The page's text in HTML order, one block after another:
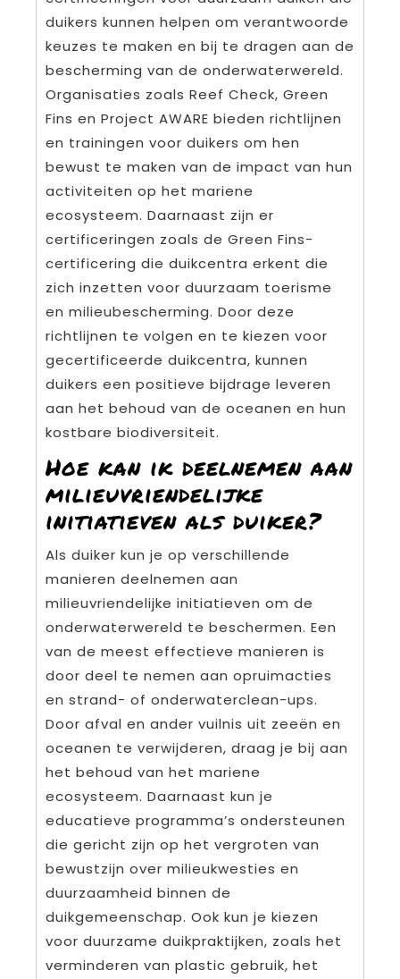
duikers kunnen helpen om verantwoorde
keuzes te maken en bij te dragen aan de
bescherming van de onderwaterwereld.
Organisaties zoals Reef Check, Green
Fins en Project AWARE bieden richtlijnen
en trainingen voor duikers om hen
bewust te maken van de impact van hun
activiteiten op het mariene
ecosysteem. Daarnaast zijn er
certificeringen zoals de Green Fins-
certificering die duikcentra erkent die
zich inzetten voor duurzaam toerisme
en milieubescherming. Door deze
richtlijnen te volgen en te kiezen voor
gecertificeerde duikcentra, kunnen
duikers een positieve bijdrage leveren
aan het behoud van de oceanen en hun
kostbare biodiversiteit.
Hoe kan ik deelnemen aan
milieuvriendelijke
initiatieven als duiker?
Als duiker kun je op verschillende
manieren deelnemen aan
milieuvriendelijke initiatieven om de
onderwaterwereld te beschermen. Een
van de meest effectieve manieren is
door deel te nemen aan opruimacties
en strand- of onderwaterclean-ups.
Door afval en ander vuilnis uit zeeën en
oceanen te verwijderen, draag je bij aan
het behoud van het mariene
ecosysteem. Daarnaast kun je
educatieve programma’s ondersteunen
die gericht zijn op het vergroten van
bewustzijn over milieukwesties en
duurzaamheid binnen de
duikgemeenschap. Ook kun je kiezen
voor duurzame duikpraktijken, zoals het
verminderen van plastic gebruik, het